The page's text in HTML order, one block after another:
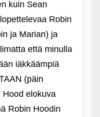
kuin Sean
Robin
ja Marian) ja
että minulla
iäkkäämpiä
(päin
Hood elokuva
Robin Hoodin